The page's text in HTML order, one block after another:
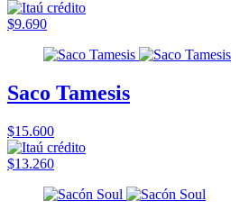
$9.690
Saco Tamesis
$15.600
$13.260